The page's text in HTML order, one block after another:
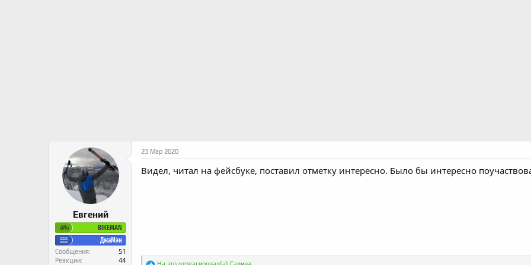
Евгений
BIKEMAN
ДжаМэн
Сообщения
51
Реакции
44
23 Мар 2020
Видел, читал на фейсбуке, поставил отметку интересно. Было бы интересно
Р